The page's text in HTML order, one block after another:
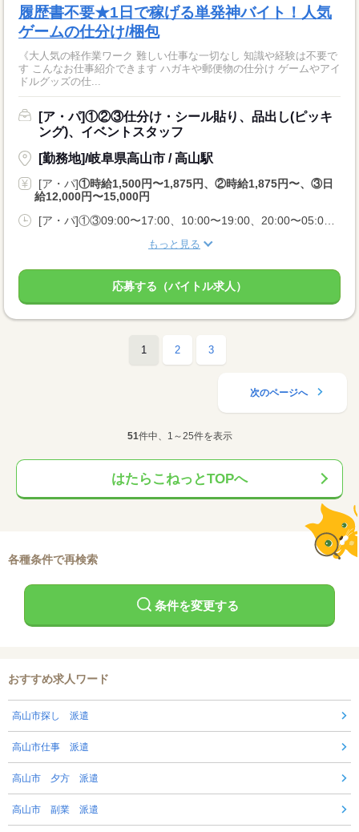
履歴書不要★1日で稼げる単発神バイト！人気
ゲームの仕分け/梱包
《大人気の軽作業ワーク 難しい仕事な一切なし 知識や経験は不要で
す こんなお仕事紹介できます ハガキや郵便物の仕分け ゲームやアイ
ドルグッズの仕...
[ア・パ]①②③仕分け・シール貼り、品出し(ピッキ
ング)、イベントスタッフ
[勤務地]/岐阜県高山市 / 高山駅
[ア・パ]①時給1,500円〜1,875円、②時給1,875円〜、③日
給12,000円〜15,000円
[ア・パ]①③09:00〜17:00、10:00〜19:00、20:00〜05:00、②10:00〜06:00
もっと見る
応募する（バイトル求人）
1 2 3
次のページへ
51件中、1～25件を表示
はたらこねっとTOPへ
各種条件で再検索
条件を変更する
おすすめ求人ワード
高山市探し 派遣
高山市仕事 派遣
高山市 夕方 派遣
高山市 副業 派遣